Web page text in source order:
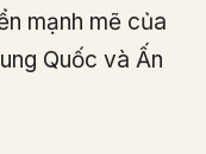
mạnh mẽ của
Quốc và Ấn